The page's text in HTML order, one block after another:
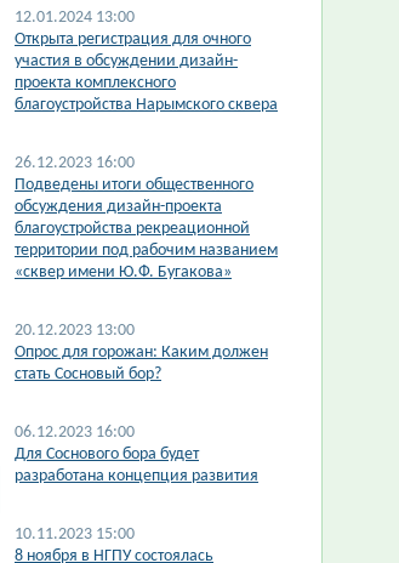
12.01.2024 13:00
Открыта регистрация для очного
участия в обсуждении дизайн-
проекта комплексного
благоустройства Нарымского сквера
26.12.2023 16:00
Подведены итоги общественного
обсуждения дизайн-проекта
благоустройства рекреационной
территории под рабочим названием
«сквер имени Ю.Ф. Бугакова»
20.12.2023 13:00
Опрос для горожан: Каким должен
стать Сосновый бор?
06.12.2023 16:00
Для Соснового бора будет
разработана концепция развития
10.11.2023 15:00
​8 ноября в НГПУ состоялась